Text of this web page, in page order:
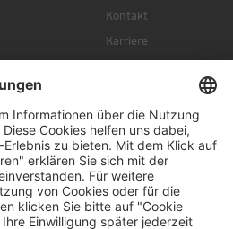
Kontakt
Karriere